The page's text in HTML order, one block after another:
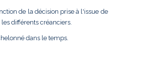
de la décision prise à l'issue de
différents créanciers.
dans le temps.